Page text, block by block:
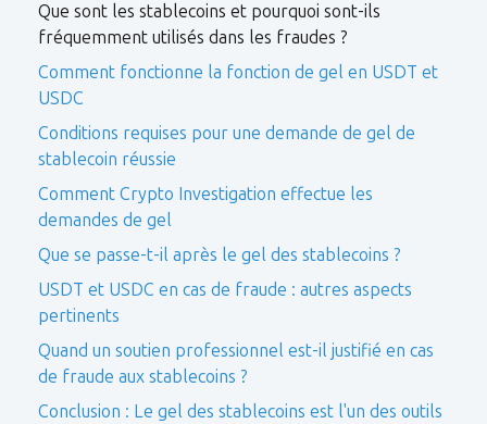
Que sont les stablecoins et pourquoi sont-ils
fréquemment utilisés dans les fraudes ?
Comment fonctionne la fonction de gel en USDT et
USDC
Conditions requises pour une demande de gel de
stablecoin réussie
Comment Crypto Investigation effectue les
demandes de gel
Que se passe-t-il après le gel des stablecoins ?
USDT et USDC en cas de fraude : autres aspects
pertinents
Quand un soutien professionnel est-il justifié en cas
de fraude aux stablecoins ?
Conclusion : Le gel des stablecoins est l'un des outils